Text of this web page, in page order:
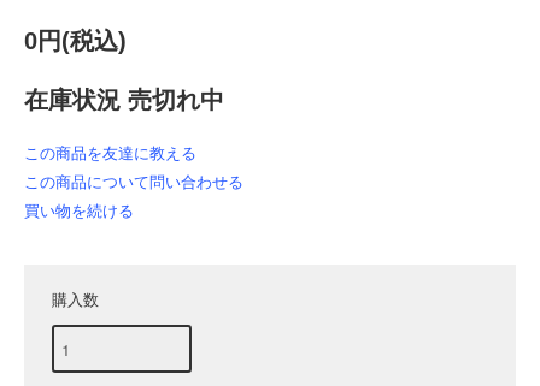
0円(税込)
在庫状況 売切れ中
この商品を友達に教える
この商品について問い合わせる
買い物を続ける
購入数